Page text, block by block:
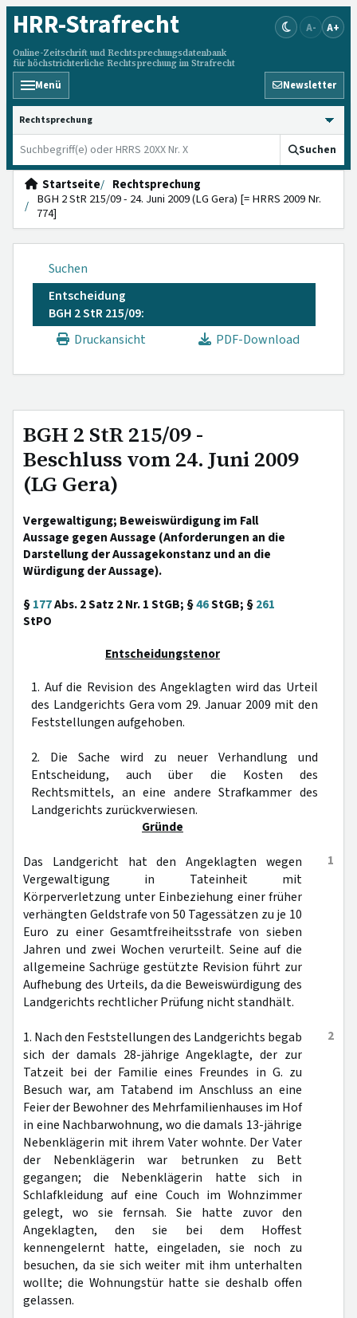
HRR-Strafrecht
Online-Zeitschrift und Rechtsprechungsdatenbank
für höchstrichterliche Rechtsprechung im Strafrecht
A- A+
Menü Newsletter
HRRS durchsuchen
Suchen
Startseite
Rechtsprechung
BGH 2 StR 215/09 - 24. Juni 2009 (LG Gera) [= HRRS 2009 Nr.
774]
Suchen
Entscheidung
BGH 2 StR 215/09:
Druckansicht
PDF-Download
BGH 2 StR 215/09 -
Beschluss vom 24. Juni 2009
(LG Gera)
Vergewaltigung; Beweiswürdigung im Fall
Aussage gegen Aussage (Anforderungen an die
Darstellung der Aussagekonstanz und an die
Würdigung der Aussage).
§177Abs. 2 Satz 2 Nr. 1 StGB; §46StGB; §261
StPO
Entscheidungstenor
1. Auf die Revision des Angeklagten wird das Urteil
des Landgerichts Gera vom 29. Januar 2009 mit den
Feststellungen aufgehoben.
2. Die Sache wird zu neuer Verhandlung und
Entscheidung, auch über die Kosten des
Rechtsmittels, an eine andere Strafkammer des
Landgerichts zurückverwiesen.
Gründe
1
Das Landgericht hat den Angeklagten wegen
Vergewaltigung in Tateinheit mit
Körperverletzung unter Einbeziehung einer früher
verhängten Geldstrafe von 50 Tagessätzen zu je 10
Euro zu einer Gesamtfreiheitsstrafe von sieben
Jahren und zwei Wochen verurteilt. Seine auf die
allgemeine Sachrüge gestützte Revision führt zur
Aufhebung des Urteils, da die Beweiswürdigung des
Landgerichts rechtlicher Prüfung nicht standhält.
2
1. Nach den Feststellungen des Landgerichts begab
sich der damals 28-jährige Angeklagte, der zur
Tatzeit bei der Familie eines Freundes in G. zu
Besuch war, am Tatabend im Anschluss an eine
Feier der Bewohner des Mehrfamilienhauses im Hof
in eine Nachbarwohnung, wo die damals 13-jährige
Nebenklägerin mit ihrem Vater wohnte. Der Vater
der Nebenklägerin war betrunken zu Bett
gegangen; die Nebenklägerin hatte sich in
Schlafkleidung auf eine Couch im Wohnzimmer
gelegt, wo sie fernsah. Sie hatte zuvor den
Angeklagten, den sie bei dem Hoffest
kennengelernt hatte, eingeladen, sie noch zu
besuchen, da sie sich weiter mit ihm unterhalten
wollte; die Wohnungstür hatte sie deshalb offen
gelassen.